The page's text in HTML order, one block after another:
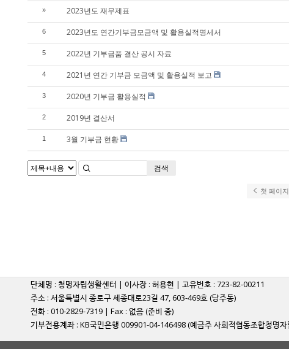
» 2023년도 재무제표
6 2023년도 연간기부금모금액 및 활용실적명세서
5 2022년 기부금품 결산 공시 자료
4 2021년 연간 기부금 모금액 및 활용실적 보고
3 2020년 기부금 활용실적
2 2019년 결산서
1 3월 기부금 현황
검색
첫 페이지
단체명 : 청명자립생활센터 | 이사장 : 허용현 | 고유번호 : 723-82-00211
주소 : 서울특별시 종로구 세종대로23길 47, 603-469호 (당주동)
전화 : 010-2829-7319 | Fax : 없음 (준비 중)
기부전용계좌 : KB국민은행 009901-04-146498 (예금주 사회적협동조합청명자